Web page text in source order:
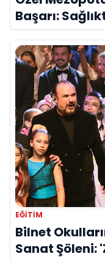
Başarı:
Devrim
EĞITIM
Bilnet
Sanat Şöleni: